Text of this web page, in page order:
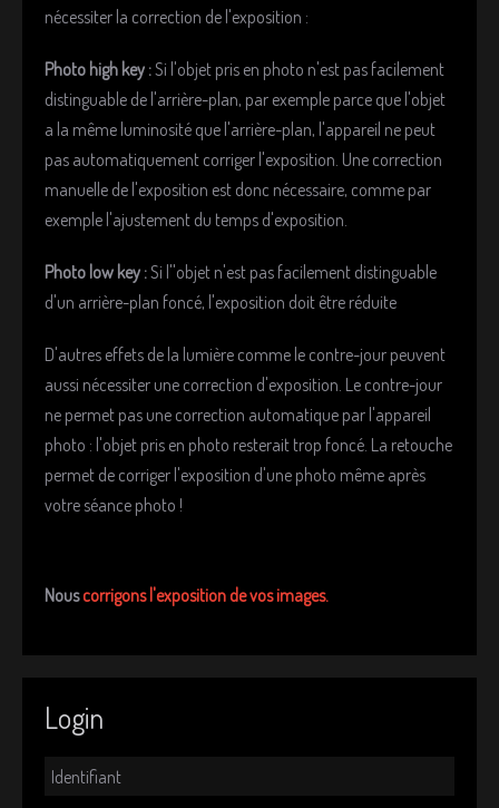
nécessiter la correction de l'exposition :
Photo high key :Si l'objet pris en photo n'est pas facilement
distinguable de l'arrière-plan, par exemple parce que l'objet
a la même luminosité que l'arrière-plan, l'appareil ne peut
pas automatiquement corriger l'exposition. Une correction
manuelle de l'exposition est donc nécessaire, comme par
exemple l'ajustement du temps d'exposition.
Photo low key :Si l''objet n'est pas facilement distinguable
d'un arrière-plan foncé, l'exposition doit être réduite
D'autres effets de la lumière comme le contre-jour peuvent
aussi nécessiter une correction d'exposition. Le contre-jour
ne permet pas une correction automatique par l'appareil
photo : l'objet pris en photo resterait trop foncé. La retouche
permet de corriger l'exposition d'une photo même après
votre séance photo !
Nouscorrigons l'exposition de vos images.
Login